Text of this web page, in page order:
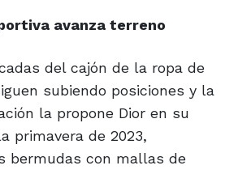
avanza terreno
del cajón de la ropa de
subiendo posiciones y la
la propone Dior en su
primavera de 2023,
bermudas con mallas de